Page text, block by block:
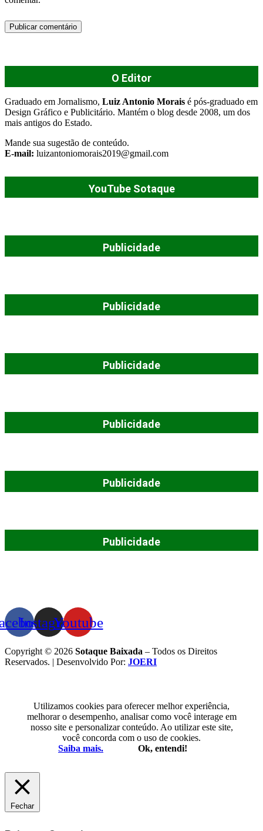
O Editor
Graduado em Jornalismo, Luiz Antonio Morais é pós-graduado em
Design Gráfico e Publicitário. Mantém o blog desde 2008, um dos
mais antigos do Estado.
Mande sua sugestão de conteúdo.
E-mail: luizantoniomorais2019@gmail.com
YouTube Sotaque
Publicidade
Publicidade
Publicidade
Publicidade
Publicidade
Publicidade
InstagramYoutube
Copyright © 2026 Sotaque Baixada – Todos os Direitos
Reservados. | Desenvolvido Por: JOERI
Utilizamos cookies para oferecer melhor experiência,
melhorar o desempenho, analisar como você interage em
nosso site e personalizar conteúdo. Ao utilizar este site,
você concorda com o uso de cookies.
Saiba mais.
Ok, entendi!
Fechar